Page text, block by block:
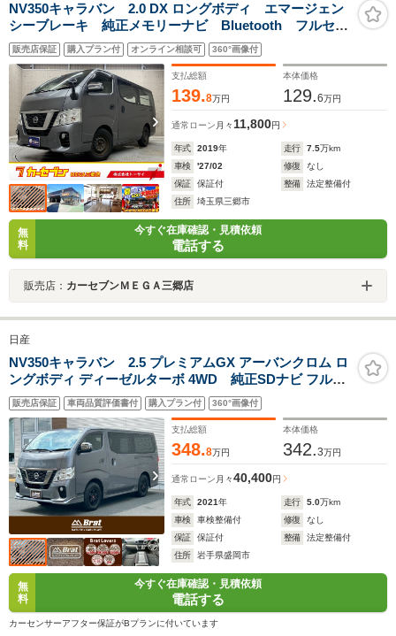
NV350キャラバン 2.0 DX ロングボディ エマージェン
シーブレーキ 純正メモリーナビ Bluetooth フルセ
グ バックカメラ キーレス ETC 前後ドライブレコ
ーダー LEDライト フォグランプ 電動格納ミラー
マニュアルエアコン
販売店保証 購入プラン付 オンライン相談可 360°画像付
支払総額
139.8万円
本体価格
129.6万円
通常ローン 月々11,800円
年式 2019年 走行 7.5万km
車検
'27/02 修復
なし
保証
保証付 整備
法定整備付
住所
埼玉県三郷市
無
料
今すぐ在庫確認・見積依頼
電話する
販売店： カーセブンＭＥＧＡ三郷店
日産
NV350キャラバン 2.5 プレミアムGX アーバンクロム ロ
ングボディ ディーゼルターボ 4WD 純正SDナビ フルセ
グTV/CD/DVD/Bluetooth アラウンドビューモニター ドラ
イブレコーダー 片側パワースライドドア 衝突軽減ブレー
キ レーンキープアシスト フォグライト 純正フロアマット
販売店保証 車両品質評価書付 購入プラン付 360°画像付
支払総額
348.8万円
本体価格
342.3万円
通常ローン 月々40,400円
年式 2021年 走行 5.0万km
車検
車検整備付 修復
なし
保証
保証付 整備
法定整備付
住所
岩手県盛岡市
無
料
今すぐ在庫確認・見積依頼
電話する
カーセンサーアフター保証がBプランに付いています